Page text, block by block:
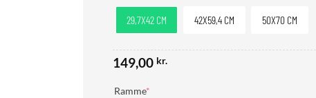
29,7X42 CM 42X59,4 CM 50X70 CM
149,00 kr.
Ramme*(required)